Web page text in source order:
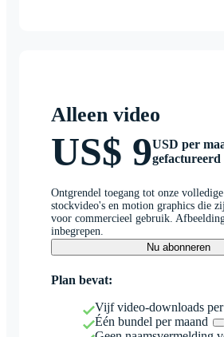
Alleen video
US$ 9USD per
gefactureerd
Ontgrendel toegang tot onze
stockvideo's en motion graphics die
voor commercieel gebruik.
inbegrepen.
Nu abonneren
Plan bevat:
Vijf video-downloads per
Één bundel per maand